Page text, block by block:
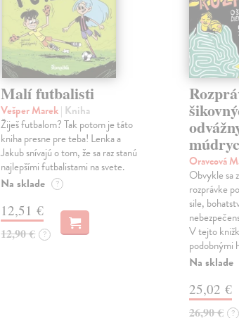
Malí futbalisti
Vešper Marek| Kniha
Žiješ futbalom? Tak potom je táto
kniha presne pre teba! Lenka a
Jakub snívajú o tom, že sa raz stanú
najlepšími futbalistami na svete.
Na sklade ?
12,51 €
12,90 € ?
Oravcová
Obvykle sa
rozprávke
sile,
V tejto
podobnými
Na sklade
25,02 €
26,90 € ?